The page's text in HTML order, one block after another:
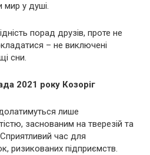
мир у душі.
порад друзів, проте не
– не виключені
сни.
2021 року Козоріг
лише
заснованим на тверезій та
Сприятливий час для
ризикованих підприємств.